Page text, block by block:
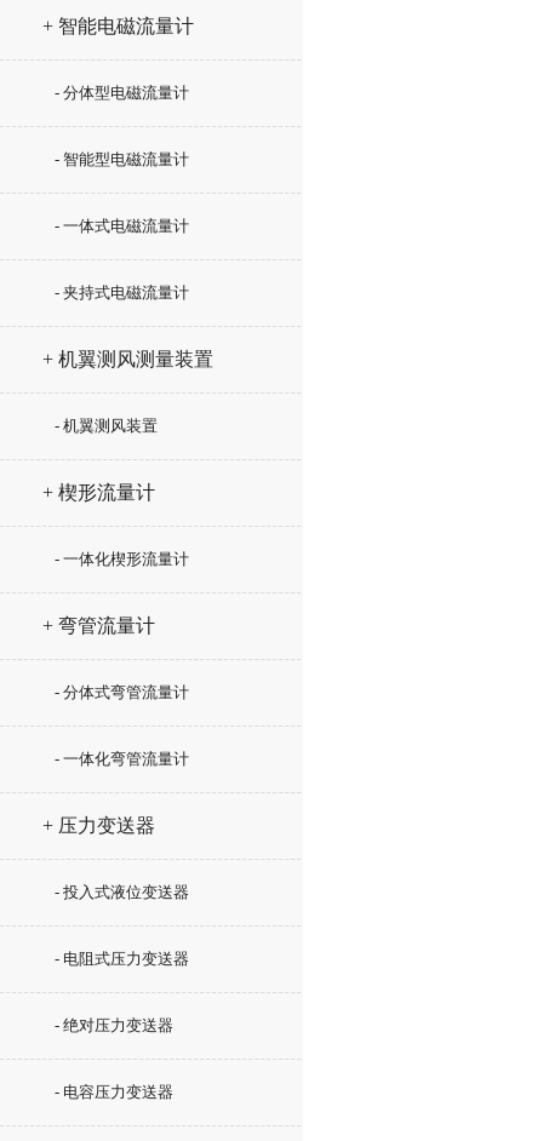
+ 智能电磁流量计
- 分体型电磁流量计
- 智能型电磁流量计
- 一体式电磁流量计
- 夹持式电磁流量计
+ 机翼测风测量装置
- 机翼测风装置
+ 楔形流量计
- 一体化楔形流量计
+ 弯管流量计
- 分体式弯管流量计
- 一体化弯管流量计
+ 压力变送器
- 投入式液位变送器
- 电阻式压力变送器
- 绝对压力变送器
- 电容压力变送器